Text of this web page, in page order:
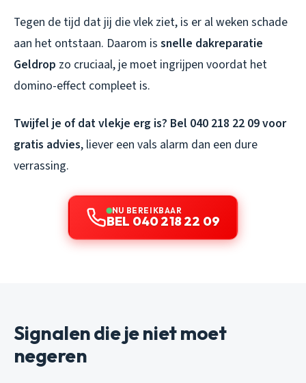
Tegen de tijd dat jij die vlek ziet, is er al weken schade
aan het ontstaan. Daarom is snelle dakreparatie
Geldrop zo cruciaal, je moet ingrijpen voordat het
domino-effect compleet is.
Twijfel je of dat vlekje erg is? Bel 040 218 22 09 voor
gratis advies, liever een vals alarm dan een dure
verrassing.
NU BEREIKBAAR
BEL 040 218 22 09
Signalen die je niet moet
negeren